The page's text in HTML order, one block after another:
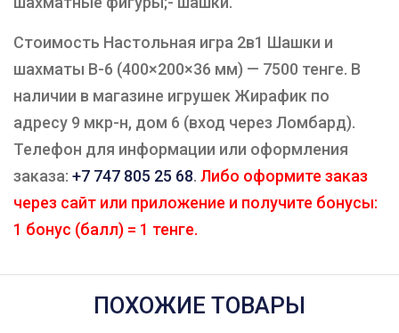
Стоимость Настольная игра 2в1 Шашки и
шахматы B-6 (400×200×36 мм) — 7500 тенге. В
наличии в магазине игрушек Жирафик по
адресу 9 мкр-н, дом 6 (вход через Ломбард).
Телефон для информации или оформления
заказа: +7 747 805 25 68. Либо оформите заказ
через сайт или приложение и получите бонусы:
1 бонус (балл) = 1 тенге.
ПОХОЖИЕ ТОВАРЫ